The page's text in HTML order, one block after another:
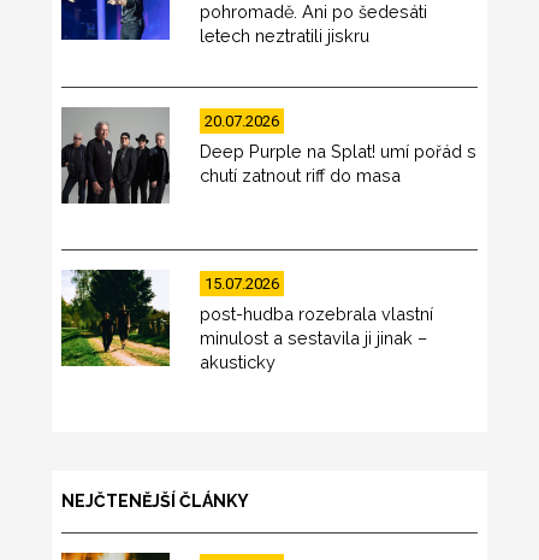
pohromadě. Ani po šedesáti
letech neztratili jiskru
20.07.2026
Deep Purple na Splat! umí pořád s
chutí zatnout riff do masa
15.07.2026
post-hudba rozebrala vlastní
minulost a sestavila ji jinak –
akusticky
NEJČTENĚJŠÍ ČLÁNKY